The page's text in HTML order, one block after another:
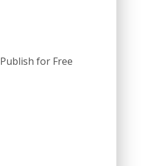
Publish for Free